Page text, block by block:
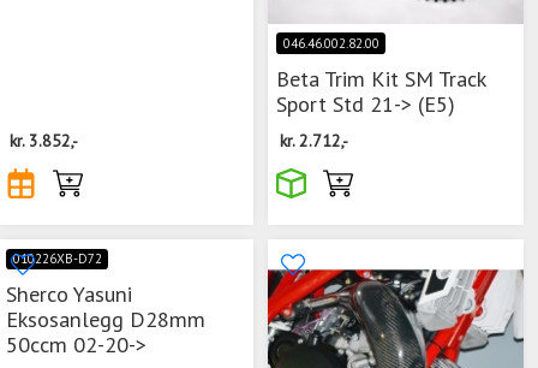
kr. 3.852,-
046.46.002.82.00
Beta Trim Kit SM Track
Sport Std 21-> (E5)
kr.2.712,-
010226XB-D72
Sherco Yasuni
Eksosanlegg D28mm
50ccm 02-20->